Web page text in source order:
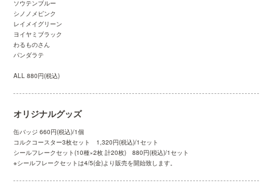
ソウテンブルー
シノノメピンク
レイメイグリーン
ヨイヤミブラック
わるものさん
パンダラテ
ALL 880円(税込)
オリジナルグッズ
缶バッジ 660円(税込)/1個
コルクコースター3枚セット 1,320円(税込)/1セット
シールフレークセット(10種×2枚 計20枚) 880円(税込)/1セット
※シールフレークセットは4/5(金)より販売を開始致します。